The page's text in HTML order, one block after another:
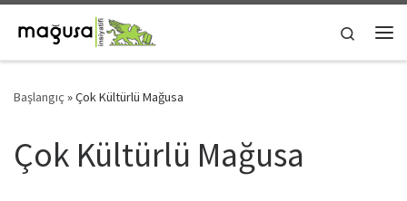
Skip to content
Search
Başlangıç »Çok Kültürlü Mağusa
Çok Kültürlü Mağusa